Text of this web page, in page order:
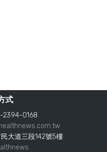
式
2394-0168
大道三段142號5樓